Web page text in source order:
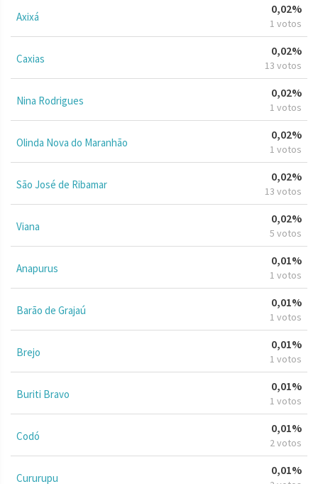
Axixá
0,02%
1 votos
Caxias
0,02%
13 votos
Nina Rodrigues
0,02%
1 votos
Olinda Nova do Maranhão
0,02%
1 votos
São José de Ribamar
0,02%
13 votos
Viana
0,02%
5 votos
Anapurus
0,01%
1 votos
Barão de Grajaú
0,01%
1 votos
Brejo
0,01%
1 votos
Buriti Bravo
0,01%
1 votos
Codó
0,01%
2 votos
Cururupu
0,01%